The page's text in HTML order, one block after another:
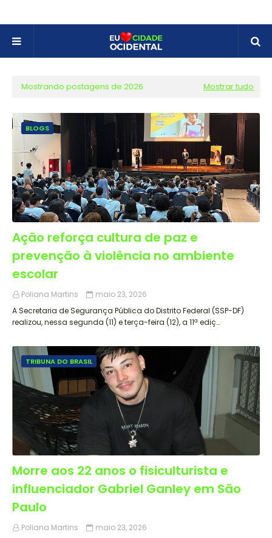
Mostrando postagens de 2026 Mostrar tudo
BLOGS
Ação reforça cultura de paz e
prevenção à violência no ambiente
escolar
Poliana Martins
maio 23, 2026
A Secretaria de Segurança Pública do Distrito Federal (SSP-DF)
realizou, nessa segunda (11) e terça-feira (12), a 11ª ediç…
TRIBUNA DO BRASIL
Morre aos 22 anos o fisiculturista e
influenciador Gabriel Ganley em São
Paulo
Poliana Martins
maio 23, 2026